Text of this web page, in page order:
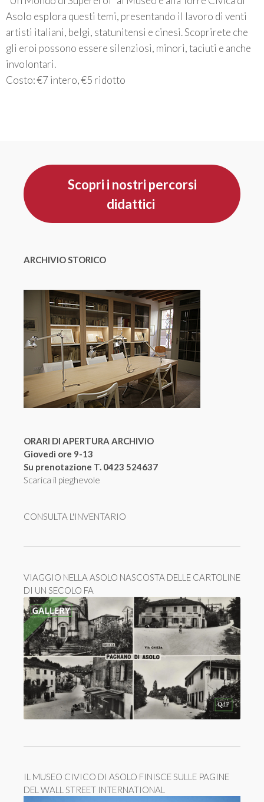
Asolo esplora questi temi, presentando il lavoro di venti
artisti italiani, belgi, statunitensi e cinesi. Scoprirete che
gli eroi possono essere silenziosi, minori, taciuti e anche
involontari.
Costo: €7 intero, €5 ridotto
Scopri i nostri percorsi
didattici
ARCHIVIO STORICO
ORARI DI APERTURA ARCHIVIO
Giovedì ore 9-13
Su prenotazione T. 0423 524637
Scarica il pieghevole
CONSULTA L'INVENTARIO
VIAGGIO NELLA ASOLO NASCOSTA DELLE CARTOLINE
DI UN SECOLO FA
IL MUSEO CIVICO DI ASOLO FINISCE SULLE PAGINE
DEL WALL STREET INTERNATIONAL